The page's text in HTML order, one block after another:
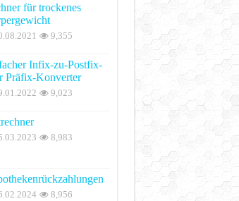
für trockenes
9,355
Infix-zu-Postfix-
Präfix-Konverter
9,023
8,983
8,956